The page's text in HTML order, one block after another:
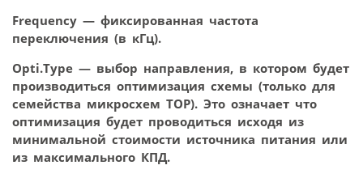
Frequency — фиксированная частота
переключения (в кГц).
Opti.Type — выбор направления, в котором будет
производиться оптимизация схемы (только для
семейства микросхем TOP). Это означает что
оптимизация будет проводиться исходя из
минимальной стоимости источника питания или
из максимального КПД.